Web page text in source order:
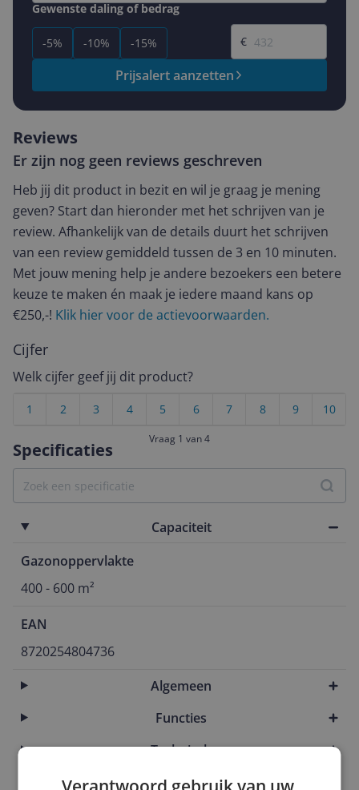
Gewenste daling of bedrag
-5% -10% -15%
Gewenste prijs
€
Prijsalert aanzetten
Specificaties
Capaciteit
Gazonoppervlakte
400 - 600 m²
EAN
8720254804736
Algemeen
Functies
Technisch
Reviews
Er zijn nog geen reviews geschreven
Heb jij dit product in bezit en wil je graag je mening
geven? Start dan hieronder met het schrijven van je
review. Afhankelijk van de details duurt het schrijven
van een review gemiddeld tussen de 3 en 10 minuten.
Met jouw mening help je andere bezoekers een betere
keuze te maken én maak je iedere maand kans op
€250,-! Klik hier voor de actievoorwaarden.
Cijfer
Welk cijfer geef jij dit product?
10
9
8
7
6
5
4
3
2
1
Vraag 1 van 4